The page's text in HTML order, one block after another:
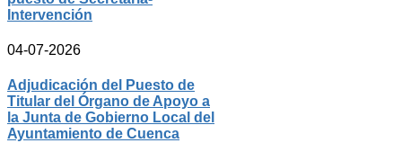
Intervención
04-07-2026
Adjudicación del Puesto de
Titular del Órgano de Apoyo a
la Junta de Gobierno Local del
Ayuntamiento de Cuenca